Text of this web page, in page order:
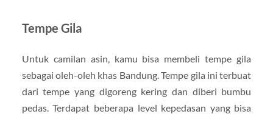
Tempe Gila
Untuk camilan asin, kamu bisa membeli tempe gila
sebagai oleh-oleh khas Bandung. Tempe gila ini terbuat
dari tempe yang digoreng kering dan diberi bumbu
pedas. Terdapat beberapa level kepedasan yang bisa